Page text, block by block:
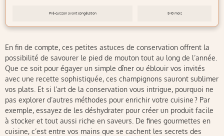
Pré-cuisson avant congélation 8-10 mois
En fin de compte, ces petites astuces de conservation offrent la
possibilité de savourer le pied de mouton tout au long de l’année.
Que ce soit pour égayer un simple dîner ou éblouir vos invités
avec une recette sophistiquée, ces champignons sauront sublimer
vos plats. Et si l’art de la conservation vous intrigue, pourquoi ne
pas explorer d’autres méthodes pour enrichir votre cuisine ? Par
exemple, essayez de les déshydrater pour créer un produit facile
à stocker et tout aussi riche en saveurs. De fines gourmettes en
cuisine, c’est entre vos mains que se cachent les secrets des